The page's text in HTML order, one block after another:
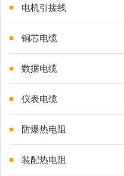
电机引接线
铜芯电缆
数据电缆
仪表电缆
防爆热电阻
装配热电阻